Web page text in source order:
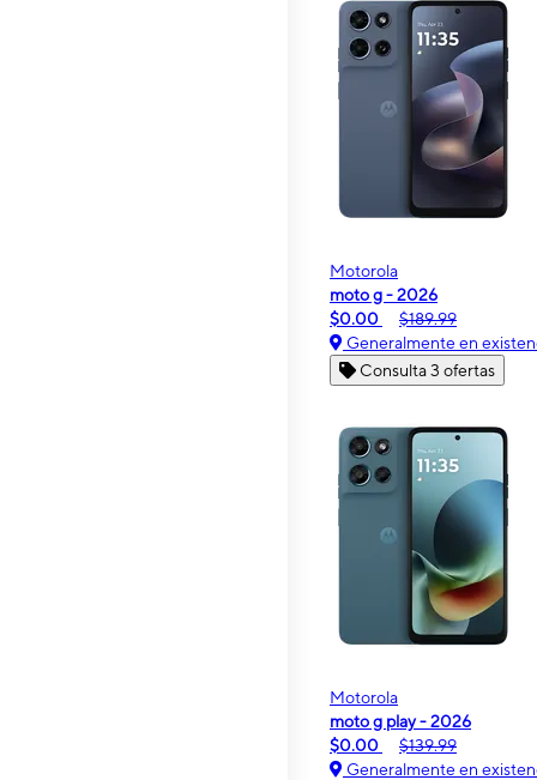
Motorola
moto g - 2026
$0.00
$189.99
Generalmente en
Consulta 3 ofertas
Motorola
moto g play - 2026
$0.00
$139.99
Generalmente en